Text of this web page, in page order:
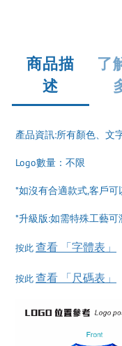
商品描
述
了
產品資訊:所有顏色、文
Logo數量：不限
*如沒有合適款式,客戶
*升級版:如需特殊工藝
按此查看 「字體表」
按此查看 「尺碼表」